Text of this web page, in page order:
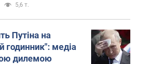
5,6 т.
Путіна на
годинник": медіа
дилемою